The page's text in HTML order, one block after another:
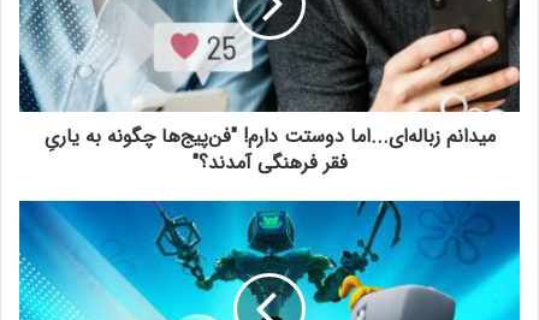
میدانم زباله‌ای...اما دوستت دارم! "فن‌پیج‌ها چگونه به یاریِ
فقر فرهنگی آمدند؟"